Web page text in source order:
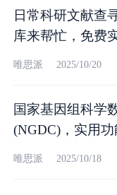
日常科研文献查
库来帮忙，免费
唯思派 2025/10/20
国家基因组科学
(NGDC)，实用功
唯思派 2025/10/18